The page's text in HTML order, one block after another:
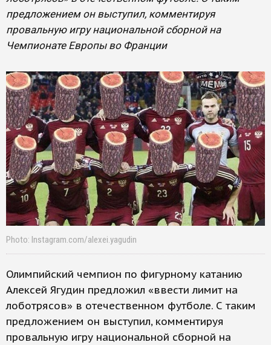
предложением он выступил, комментируя
провальную игру национальной сборной на
Чемпионате Европы во Франции
Photo: Instagram.com/alexei.yagudin
Олимпийский чемпион по фигурному катанию
Алексей Ягудин предложил «ввести лимит на
лоботрясов» в отечественном футболе. С таким
предложением он выступил, комментируя
провальную игру национальной сборной на